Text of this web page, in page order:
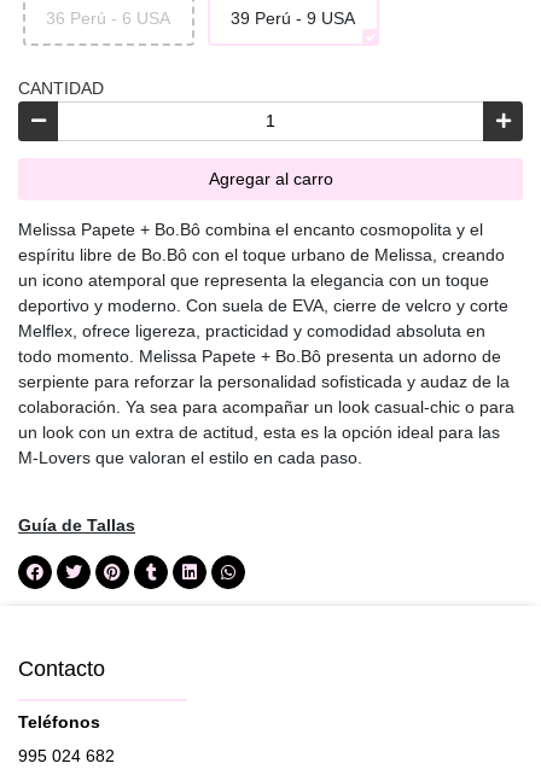
36 Perú - 6 USA 39 Perú - 9 USA
CANTIDAD
Agregar al carro
Melissa Papete + Bo.Bô combina el encanto cosmopolita y el
espíritu libre de Bo.Bô con el toque urbano de Melissa, creando
un icono atemporal que representa la elegancia con un toque
deportivo y moderno. Con suela de EVA, cierre de velcro y corte
Melflex, ofrece ligereza, practicidad y comodidad absoluta en
todo momento. Melissa Papete + Bo.Bô presenta un adorno de
serpiente para reforzar la personalidad sofisticada y audaz de la
colaboración. Ya sea para acompañar un look casual-chic o para
un look con un extra de actitud, esta es la opción ideal para las
M-Lovers que valoran el estilo en cada paso.
Guía de Tallas
Contacto
Teléfonos
995 024 682